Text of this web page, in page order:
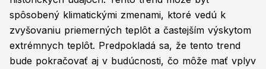
spôsobený klimatickými zmenami, ktoré vedú k
zvyšovaniu priemerných teplôt a častejším výskytom
extrémnych teplôt. Predpokladá sa, že tento trend
bude pokračovať aj v budúcnosti, čo môže mať vplyv